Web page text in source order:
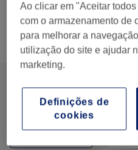
1 hr 30 minsMostrar
Procurar serviços
Ao clicar em "Aceitar
com o armazenamento de
para melhorar a
utilização do site e ajudar
marketing.
Definições de
cookies